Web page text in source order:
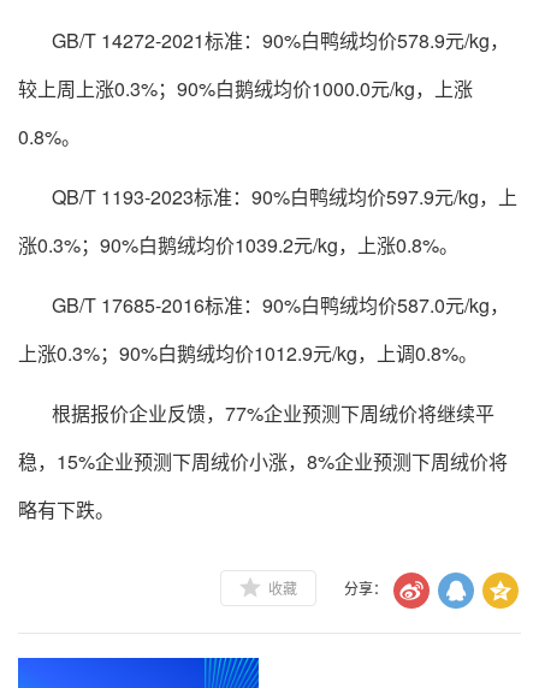
GB/T 14272-2021标准：90%白鸭绒均价578.9元/kg，
较上周上涨0.3%；90%白鹅绒均价1000.0元/kg，上涨
0.8%。
QB/T 1193-2023标准：90%白鸭绒均价597.9元/kg，上
涨0.3%；90%白鹅绒均价1039.2元/kg，上涨0.8%。
GB/T 17685-2016标准：90%白鸭绒均价587.0元/kg，
上涨0.3%；90%白鹅绒均价1012.9元/kg，上调0.8%。
根据报价企业反馈，77%企业预测下周绒价将继续平
稳，15%企业预测下周绒价小涨，8%企业预测下周绒价将
略有下跌。
收藏 分享：